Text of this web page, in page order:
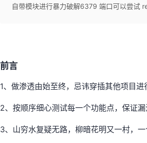
自带模块进行暴力破解6379 端口可以尝试
前言
1、做渗透由始至终，忌讳穿插其他项目进
2、按顺序细心测试每一个功能点，保证
3、山穷水复疑无路，柳暗花明又一村，